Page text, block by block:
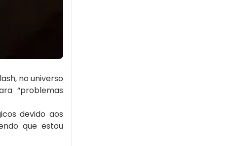
no universo
“problemas
devido aos
que estou